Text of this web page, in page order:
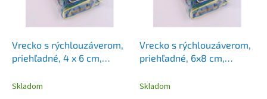
Vrecko s rýchlouzáverom,
priehľadné, 4 x 6 cm,
Skladom
Vrecko s rýchlouzáverom,
priehľadné, 6x8 cm,
Skladom